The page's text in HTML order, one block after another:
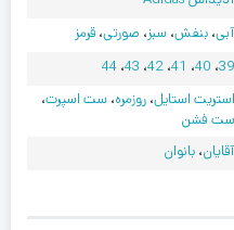
آبی،بنفش،سبز، صورتی،قرمز
39، 40، 41،42، 43،44
استریت استایل،روزمره،ست اسپرت،
ست فشن
آقایان،بانوان